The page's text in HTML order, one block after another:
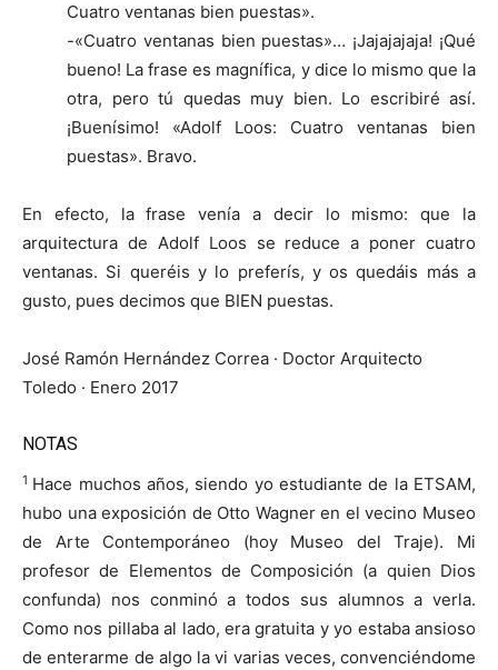
Cuatro ventanas bien puestas».
-«Cuatro ventanas bien puestas»… ¡Jajajajaja! ¡Qué
bueno! La frase es magnífica, y dice lo mismo que la
otra, pero tú quedas muy bien. Lo escribiré así.
¡Buenísimo! «Adolf Loos: Cuatro ventanas bien
puestas». Bravo.
En efecto, la frase venía a decir lo mismo: que la
arquitectura de Adolf Loos se reduce a poner cuatro
ventanas. Si queréis y lo preferís, y os quedáis más a
gusto, pues decimos que BIEN puestas.
José Ramón Hernández Correa · Doctor Arquitecto
Toledo · Enero 2017
NOTAS
1 Hace muchos años, siendo yo estudiante de la ETSAM,
hubo una exposición de Otto Wagner en el vecino Museo
de Arte Contemporáneo (hoy Museo del Traje). Mi
profesor de Elementos de Composición (a quien Dios
confunda) nos conminó a todos sus alumnos a verla.
Como nos pillaba al lado, era gratuita y yo estaba ansioso
de enterarme de algo la vi varias veces, convenciéndome